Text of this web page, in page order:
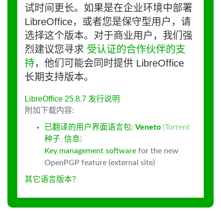
试时间更长。如果是在企业环境中部署
LibreOffice，或者您是保守型用户，请
选择这个版本。对于商业用户，我们强
烈建议您寻求 受认证的合作伙伴的支
持，他们可能会同时提供 LibreOffice
长期支持版本。
LibreOffice 25.8.7 发行说明
附加下载内容:
已翻译的用户界面语言包: Veneto (Torrent
种子, 信息)
Key management software for the new
OpenPGP feature (external site)
其它语言版本？